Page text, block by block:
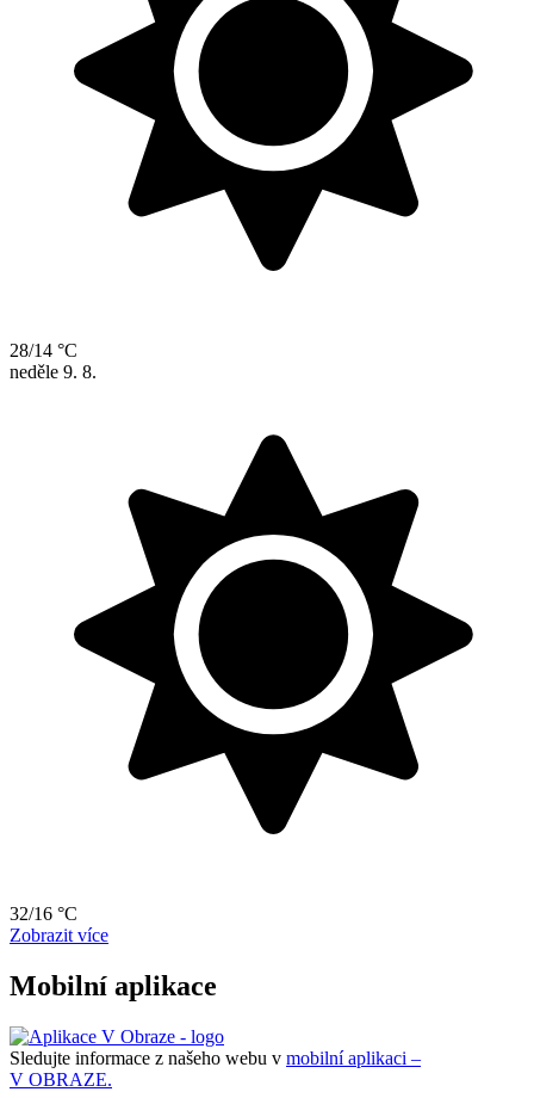
28/14 °C
neděle 9. 8.
32/16 °C
Zobrazit více
Mobilní aplikace
Sledujte informace z našeho webu v mobilní aplikaci –
V OBRAZE.